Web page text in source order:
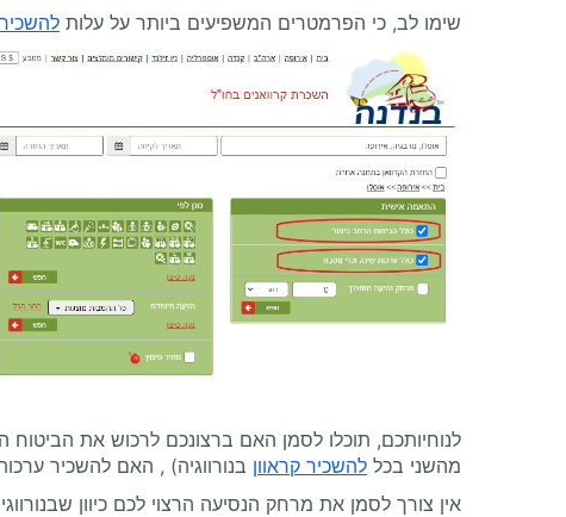
שימו לב, כי הפרמטרים המשפיעים ביותר על עלות להשכיר
לנוחיותכם, תוכלו לסמן האם ברצונכם לרכוש את
מהשני בכל להשכיר קראוון בנורווגיה) , האם להשכיר
אין צורך לסמן את מרחק הנסיעה הרצוי לכם כיוון שבנורווגיה מקובלות 2 שיטות תמחור - ללא הגבלת קילומטרג' או חבילת